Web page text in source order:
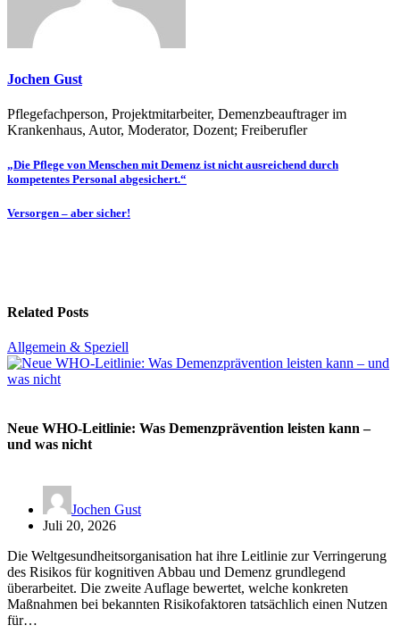
Jochen Gust
Pflegefachperson, Projektmitarbeiter, Demenzbeauftrager im
Krankenhaus, Autor, Moderator, Dozent; Freiberufler
Beitragsnavigation
„Die Pflege von Menschen mit Demenz ist nicht ausreichend durch
kompetentes Personal abgesichert.“
Versorgen – aber sicher!
Related Posts
Allgemein & Speziell
Neue WHO-Leitlinie: Was Demenzprävention leisten kann –
und was nicht
Jochen Gust
Juli 20, 2026
Die Weltgesundheitsorganisation hat ihre Leitlinie zur Verringerung
des Risikos für kognitiven Abbau und Demenz grundlegend
überarbeitet. Die zweite Auflage bewertet, welche konkreten
Maßnahmen bei bekannten Risikofaktoren tatsächlich einen Nutzen
für…